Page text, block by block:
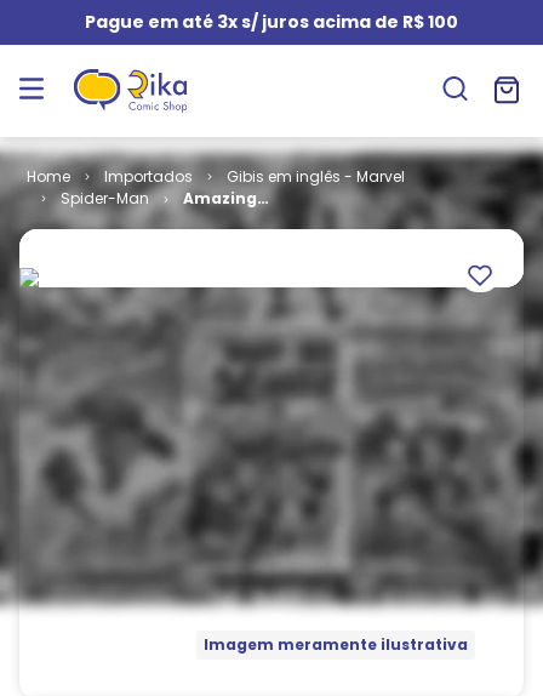
Pague em até 3x s/ juros acima de R$ 100
Importados
Gibis em inglês - Marvel
Spider-Man
Amazing
Spider-Man -
Imagem meramente ilustrativa